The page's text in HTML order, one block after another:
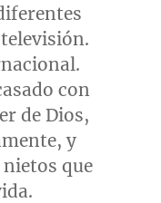
con
de Dios,
y
que